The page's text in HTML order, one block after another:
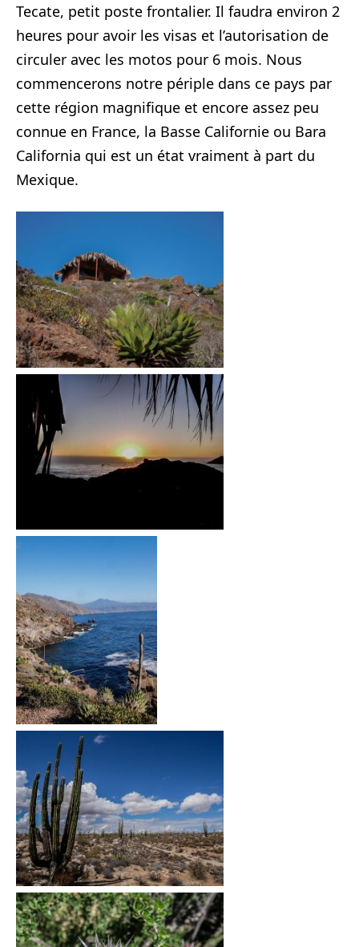
Tecate, petit poste frontalier. Il faudra environ 2
heures pour avoir les visas et l’autorisation de
circuler avec les motos pour 6 mois. Nous
commencerons notre périple dans ce pays par
cette région magnifique et encore assez peu
connue en France, la Basse Californie ou Bara
California qui est un état vraiment à part du
Mexique.